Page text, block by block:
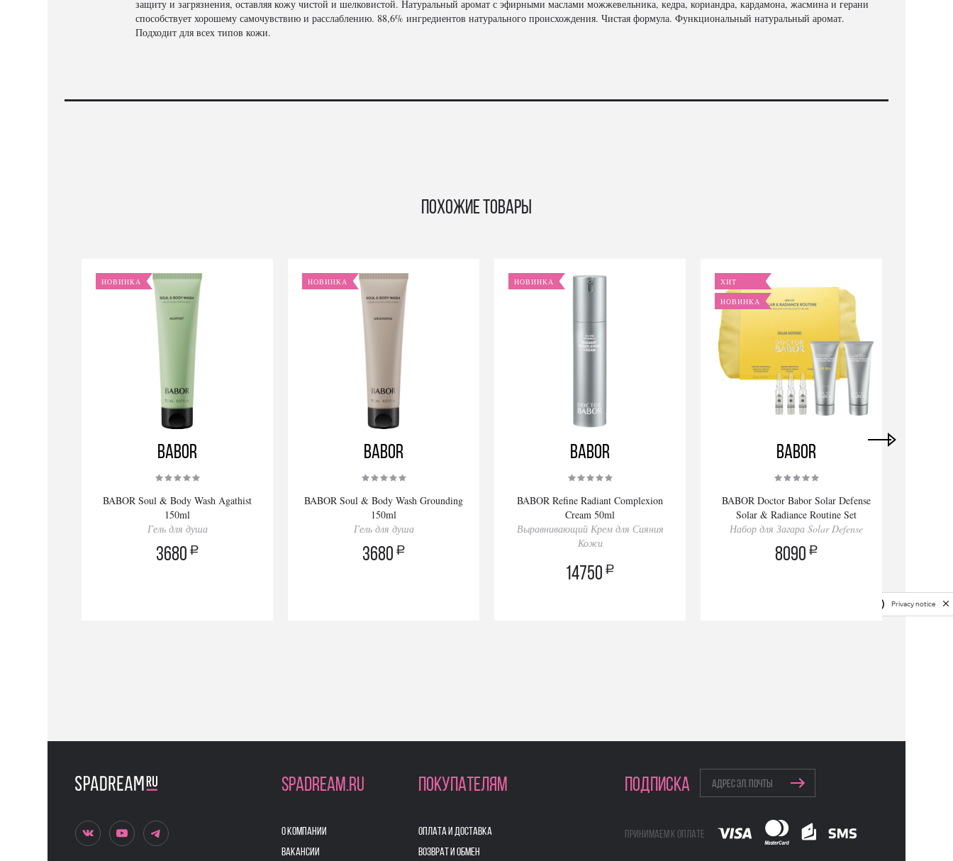
защиту и загрязнения, оставляя кожу чистой и шелковистой. Натуральный аромат с эфирными маслами можжевельника, кедра, кориандра, кардамона, жасмина и герани
способствует хорошему самочувствию и расслаблению. 88,6% ингредиентов натурального происхождения. Чистая формула. Функциональный натуральный аромат.
Подходит для всех типов кожи.
Похожие товары
НОВИНКА
BABOR
BABOR Soul & Body Wash Agathist
150ml
Гель для душа
3680 a
НОВИНКА
BABOR
BABOR Soul & Body Wash Grounding
150ml
Гель для душа
3680 a
НОВИНКА
BABOR
BABOR Refine Radiant Complexion
Cream 50ml
Выравнивающий Крем для Сияния
Кожи
14750 a
ХИТ
НОВИНКА
BABOR
BABOR Doctor Babor Solar Defense
Solar & Radiance Routine Set
Набор для Загара Solar Defense
8090 a
SPADREAM.RU
О КОМПАНИИ
ВАКАНСИИ
ПОКУПАТЕЛЯМ
ОПЛАТА И ДОСТАВКА
ВОЗВРАТ И ОБМЕН
ПОДПИСКА
Принимаем к оплате
Privacy notice